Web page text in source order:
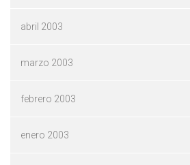
abril 2003
marzo 2003
febrero 2003
enero 2003